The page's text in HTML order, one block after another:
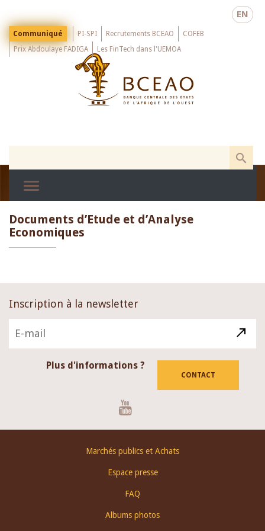
main
EN
Menu
Top
Communiqué PI-SPI Recrutements BCEAO
COFEB
Prix Abdoulaye FADIGA
Les FinTech dans l'UEMOA
Documents d’Etude et d’Analyse
Economiques
Inscription à la newsletter
Plus d'informations ?
CONTACT
Marchés publics et Achats
Espace presse
FAQ
Albums photos